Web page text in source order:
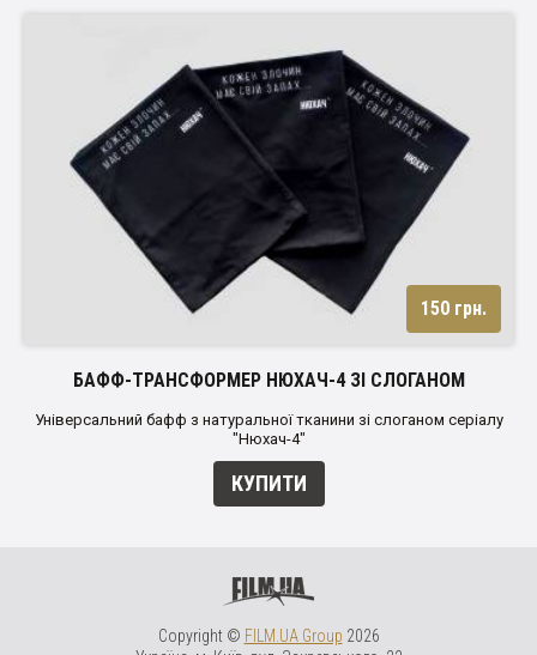
150 грн.
БАФФ-ТРАНСФОРМЕР НЮХАЧ-4 ЗІ СЛОГАНОМ
Універсальний бафф з натуральної тканини зі слоганом серіалу
"Нюхач-4"
КУПИТИ
Copyright © FILM.UA Group 2026